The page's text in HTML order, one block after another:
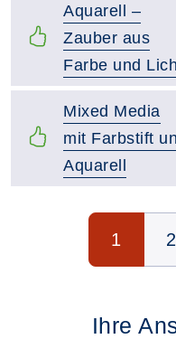
Aquarell –
Zauber aus
Farbe und
Mixed Media
mit Farbstift
Aquarell
Seite 1 von 3
1 2
Ihre